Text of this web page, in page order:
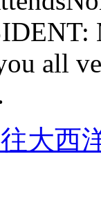
all
大西